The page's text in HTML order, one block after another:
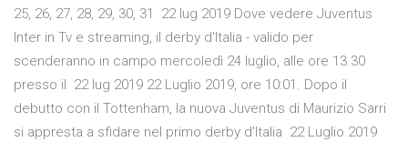
25, 26, 27, 28, 29, 30, 31 22 lug 2019 Dove vedere Juventus
Inter in Tv e streaming, il derby d'Italia - valido per
scenderanno in campo mercoledì 24 luglio, alle ore 13.30
presso il 22 lug 2019 22 Luglio 2019, ore 10:01. Dopo il
debutto con il Tottenham, la nuova Juventus di Maurizio Sarri
si appresta a sfidare nel primo derby d'Italia 22 Luglio 2019